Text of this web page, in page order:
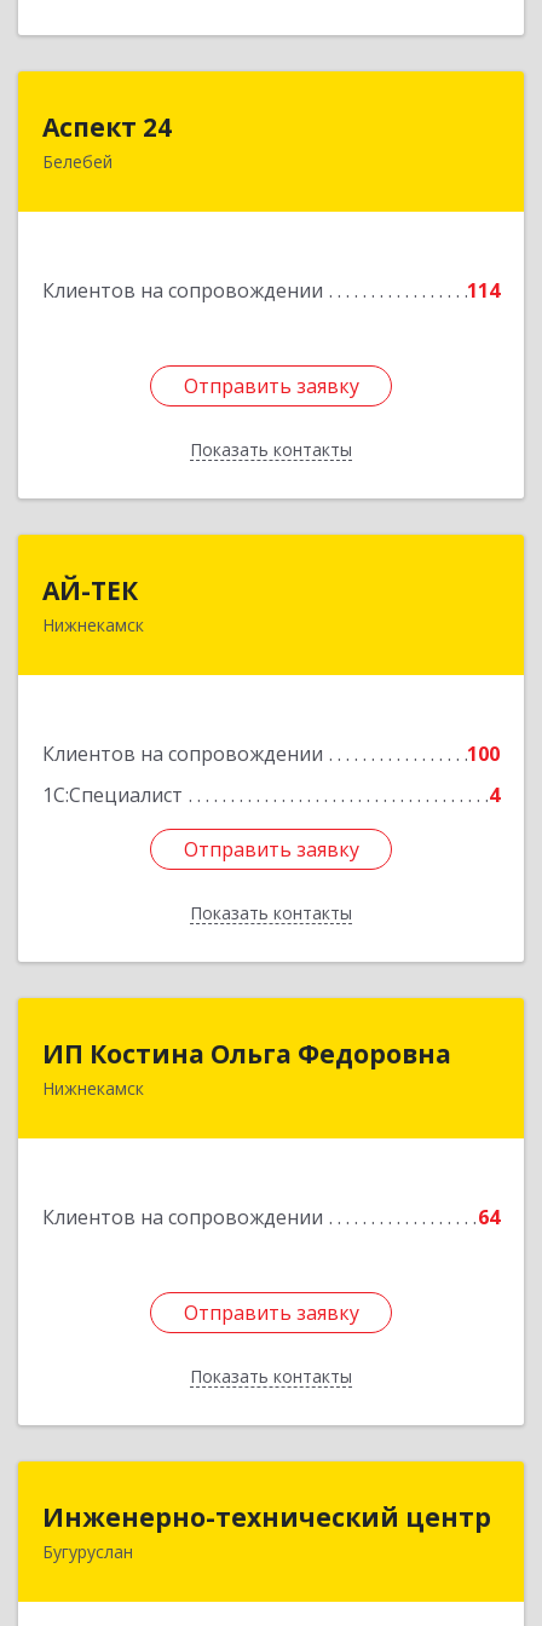
Аспект 24
Белебей
Клиентов на сопровождении 114
Отправить заявку
Показать контакты
452000, Башкортостан Респ, Белебей г, им
Отправить заявку
Назад
АЙ-ТЕК
Нижнекамск
Клиентов на сопровождении
100
1С:Специалист
4
Отправить заявку
Показать контакты
423570, Татарстан Респ, Нижнекамский р-н,
Подробнее
Отправить заявку
Назад
ИП Костина Ольга Федоровна
Нижнекамск
Клиентов на сопровождении 64
Отправить заявку
Показать контакты
Отправить заявку
Назад
Инженерно-технический центр
Бугуруслан
Инженерно-технический центр
461633, Оренбургская обл, Бугуруслан г,